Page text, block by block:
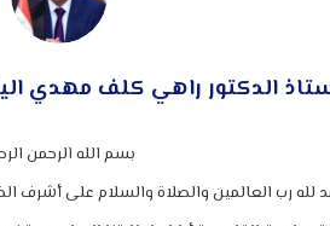
الدكتور راهي كلف مهدي
بسم الله الرحمن
لله رب العالمين والصلاة والسلام على أشرف